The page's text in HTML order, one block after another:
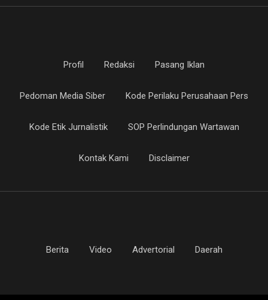
Profil Redaksi Pasang Iklan
Pedoman Media Siber Kode Perilaku Perusahaan Pers
Kode Etik Jurnalistik SOP Perlindungan Wartawan
Kontak Kami Disclaimer
Berita Video Advertorial Daerah